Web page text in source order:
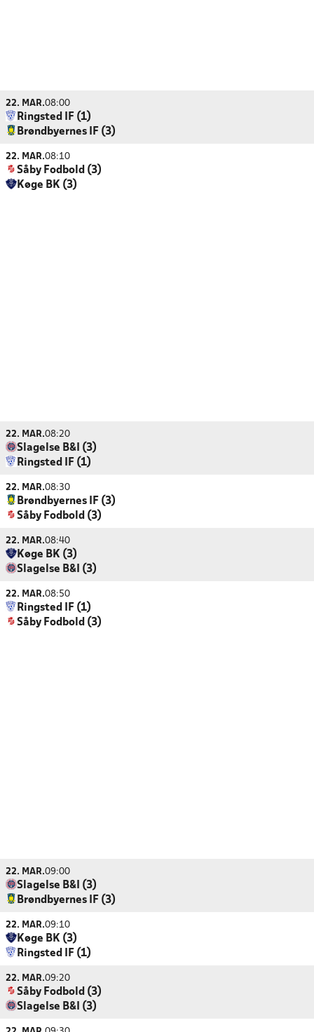
22. MAR.08:00
Ringsted IF (1)
Brøndbyernes IF (3)
22. MAR.08:10
Såby Fodbold (3)
Køge BK (3)
22. MAR.08:20
Slagelse B&I (3)
Ringsted IF (1)
22. MAR.08:30
Brøndbyernes IF (3)
Såby Fodbold (3)
22. MAR.08:40
Køge BK (3)
Slagelse B&I (3)
22. MAR.08:50
Ringsted IF (1)
Såby Fodbold (3)
22. MAR.09:00
Slagelse B&I (3)
Brøndbyernes IF (3)
22. MAR.09:10
Køge BK (3)
Ringsted IF (1)
22. MAR.09:20
Såby Fodbold (3)
Slagelse B&I (3)